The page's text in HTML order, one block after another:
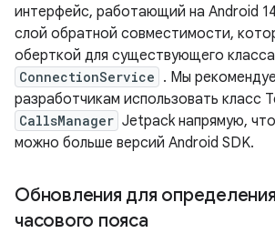
интерфейс, работающий на Android
слой обратной совместимости,
оберткой для существующего класса
ConnectionService . Мы
разработчикам использовать класс
CallsManager Jetpack напрямую,
можно больше версий Android SDK.
Обновления для
часового пояса